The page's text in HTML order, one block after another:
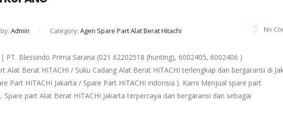
Admin Category: Agen Spare Part Alat Berat Hitachi No
| PT. Blessindo Prima Sarana (021 62202518 (hunting), 6002405, 6002406 )
Alat Berat HITACHI / Suku Cadang Alat Berat HITACHI terlengkap dan bergaransi di
Part HITACHI Jakarta / Spare Part HITACHI indonsia ). Kami Menjual spare part
Spare part Alat Berat HITACHI Jakarta terpercaya dan bergaransi dan sebagai